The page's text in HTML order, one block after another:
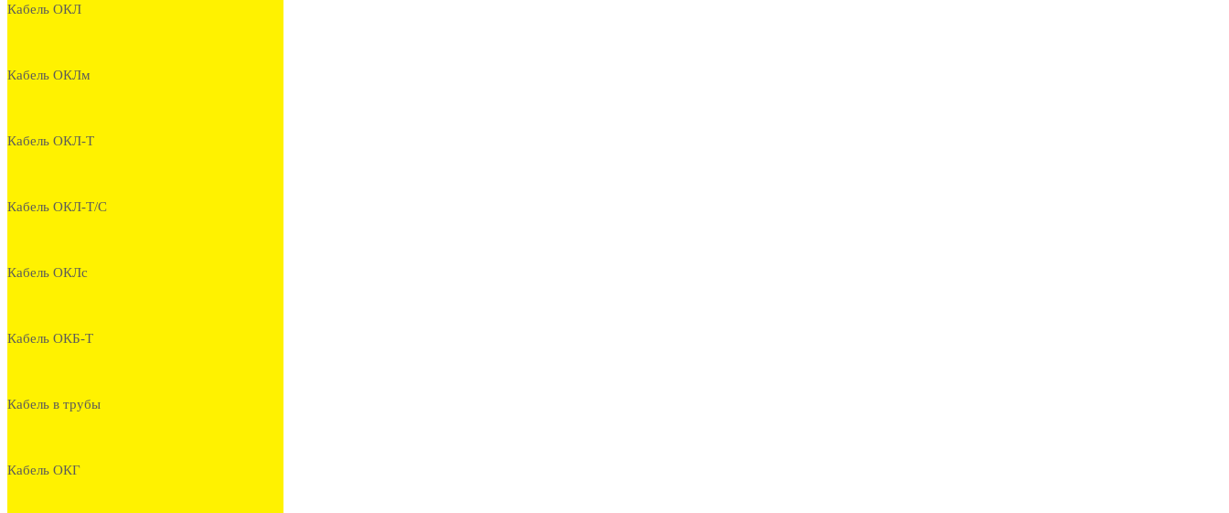
Кабель ОКЛ
Кабель ОКЛм
Кабель ОКЛ-Т
Кабель ОКЛ-Т/С
Кабель ОКЛс
Кабель ОКБ-Т
Кабель в трубы
Кабель ОКГ